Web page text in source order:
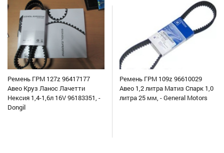
Ремень ГРМ 127z 96417177
Авео Круз Ланос Лачетти
Нексия 1,4-1,6л 16V 96183351, -
Dongil
Ремень ГРМ 109z 96610029
Авео 1,2 литра Матиз Спарк 1,0
литра 25 мм, - General Motors